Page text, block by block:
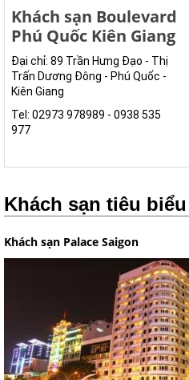
Khách sạn Boulevard
Phú Quốc Kiên Giang
Đại chỉ: 89 Trần Hưng Đạo - Thị
Trấn Dương Đông - Phú Quốc -
Kiên Giang
Tel: 02973 978989 - 0938 535
977
Khách sạn tiêu biểu
Khách sạn Palace Saigon